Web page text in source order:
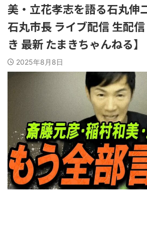
美・立花孝志を語る石丸伸
石丸市長 ライブ配信 生配
き 最新 たまきちゃんねる】
2025年8月8日